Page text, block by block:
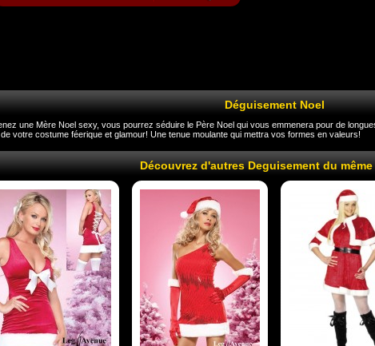
Déguisement Noel
une Mère Noel sexy, vous pourrez séduire le Père Noel qui vous emmenera pour de
votre costume féerique et glamour! Une tenue moulante qui mettra vos formes en valeurs!
Découvrez d'autres Deguisement du même